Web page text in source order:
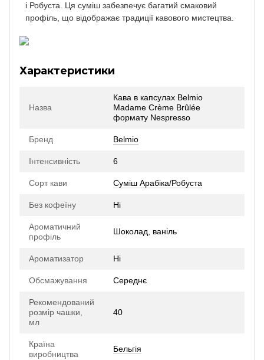
і Робуста. Ця суміш забезпечує багатий смаковий
профіль, що відображає традиції кавового мистецтва.
Характеристики
Назва
Кава в капсулах Belmio
Madame Crème Brûlée
формату Nespresso
Бренд Belmio
Інтенсивність 6
Сорт кави Суміш Арабіка/Робуста
Без кофеїну Ні
Ароматичний
профіль
Шоколад, ваніль
Ароматизатор Ні
Обсмажування Середнє
Рекомендований
розмір чашки,
мл
40
Країна
виробництва
Бельгія